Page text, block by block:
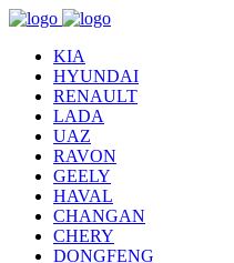
KIA
HYUNDAI
RENAULT
LADA
UAZ
RAVON
GEELY
HAVAL
CHANGAN
CHERY
DONGFENG